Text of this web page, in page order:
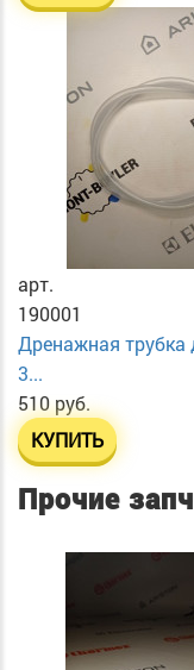
арт.
190001
Дренажная трубка
3...
510 руб.
КУПИТЬ
Прочие